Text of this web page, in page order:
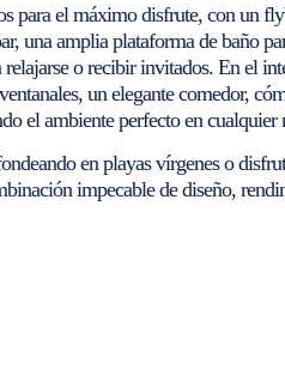
para el máximo disfrute, con un
una amplia plataforma de baño
o recibir invitados. En el
un elegante comedor,
el ambiente perfecto en
en playas vírgenes o
impecable de diseño,